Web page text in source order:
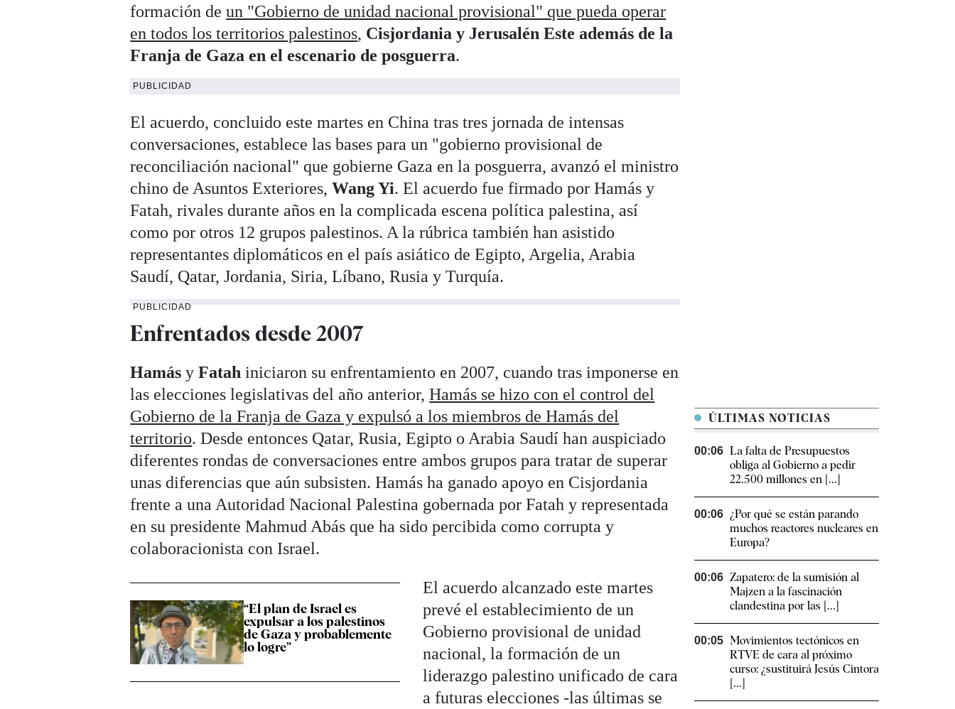
formación deun "Gobierno de unidad nacional provisional" que pueda operar
en todos los territorios palestinos, Cisjordania y Jerusalén Este además de la
Franja de Gaza en el escenario de posguerra.
PUBLICIDAD
El acuerdo, concluido este martes en China tras tres jornada de intensas
conversaciones, establece las bases para un "gobierno provisional de
reconciliación nacional" que gobierne Gaza en la posguerra, avanzó el ministro
chino de Asuntos Exteriores,Wang Yi. El acuerdo fue firmado por Hamás y
Fatah, rivales durante años en la complicada escena política palestina, así
como por otros 12 grupos palestinos. A la rúbrica también han asistido
representantes diplomáticos en el país asiático de Egipto, Argelia, Arabia
Saudí, Qatar, Jordania, Siria, Líbano, Rusia y Turquía.
PUBLICIDAD
Enfrentados desde 2007
Hamás yFatah iniciaron su enfrentamiento en 2007, cuando tras imponerse en
las elecciones legislativas del año anterior,Hamás se hizo con el control del
Gobierno de la Franja de Gaza y expulsó a los miembros de Hamás del
territorio. Desde entonces Qatar, Rusia, Egipto o Arabia Saudí han auspiciado
diferentes rondas de conversaciones entre ambos grupos para tratar de superar
unas diferencias que aún subsisten. Hamás ha ganado apoyo en Cisjordania
frente a una Autoridad Nacional Palestina gobernada por Fatah y representada
en su presidente Mahmud Abás que ha sido percibida como corrupta y
colaboracionista con Israel.
“El plan de Israel es
expulsar a los palestinos
de Gaza y probablemente
lo logre”
El acuerdo alcanzado este martes
prevé el establecimiento de un
Gobierno provisional de unidad
nacional, la formación de un
liderazgo palestino unificado de cara
a futuras elecciones -las últimas se
ÚLTIMAS NOTICIAS
00:06 La falta de Presupuestos
obliga al Gobierno a pedir
22.500 millones en [...]
00:06 ¿Por qué se están parando
muchos reactores nucleares en
Europa?
00:06 Zapatero: de la sumisión al
Majzen a la fascinación
clandestina por las [...]
00:05 Movimientos tectónicos en
RTVE de cara al próximo
curso: ¿sustituirá Jesús Cintora
[...]